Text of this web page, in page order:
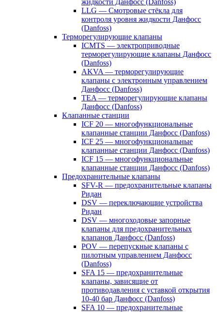
жидкости Данфосс (Danfoss)
LLG — Смотровые стёкла для
контроля уровня жидкости Данфосс
(Danfoss)
Терморегулирующие клапаны
ICMTS — электроприводные
терморегулирующие клапаны Данфосс
(Danfoss)
AKVA — терморегулирующие
клапаны с электронным управлением
Данфосс (Danfoss)
TEA — терморегулирующие клапаны
Данфосс (Danfoss)
Клапанные станции
ICF 20 — многофункциональные
клапанные станции Данфосс (Danfoss)
ICF 25 — многофункциональные
клапанные станции Данфосс (Danfoss)
ICF 15 — многофункциональные
клапанные станции Данфосс (Danfoss)
Предохранительные клапаны
SFV-R — предохранительные клапаны
Ридан
DSV — переключающие устройства
Ридан
DSV — многоходовые запорные
клапаны для предохранительных
клапанов Данфосс (Danfoss)
POV — перепускные клапаны с
пилотным управлением Данфосс
(Danfoss)
SFA 15 — предохранительные
клапаны, зависящие от
противодавления с уставкой открытия
10-40 бар Данфосс (Danfoss)
SFA 10 — предохранительные